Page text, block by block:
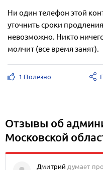
Ни один телефон этой
уточнить сроки
невозможно. Никто
молчит (все время занят).
1 Полезно
Отзывы об
Московской
Дмитрий думает про